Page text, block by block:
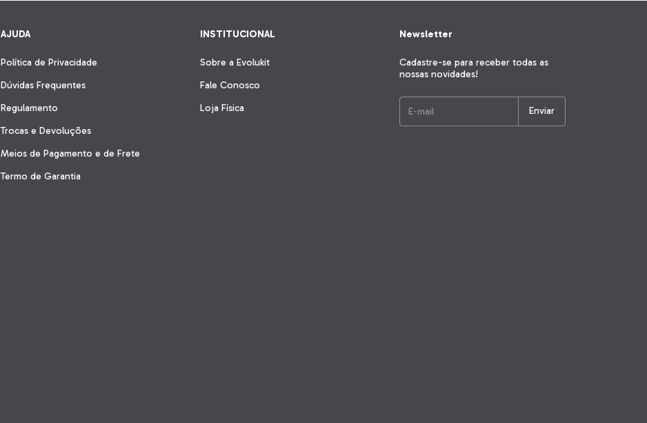
AJUDA
Política de Privacidade
Dúvidas Frequentes
Regulamento
Trocas e Devoluções
Meios de Pagamento e de Frete
Termo de Garantia
INSTITUCIONAL
Sobre a Evolukit
Fale Conosco
Loja Física
Newsletter
Cadastre-se para receber todas as
nossas novidades!